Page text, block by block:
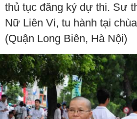
thủ tục đăng ký dự thi. Sư
Nữ Liên Vi, tu hành tại
(Quận Long Biên, Hà Nội)